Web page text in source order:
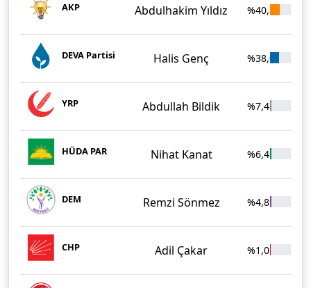
AKP Abdulhakim Yıldız %40,53
DEVA Partisi Halis Genç %38,00
YRP Abdullah Bildik %7,46
HÜDA PAR Nihat Kanat %6,41
DEM Remzi Sönmez %4,89
CHP Adil Çakar %1,01